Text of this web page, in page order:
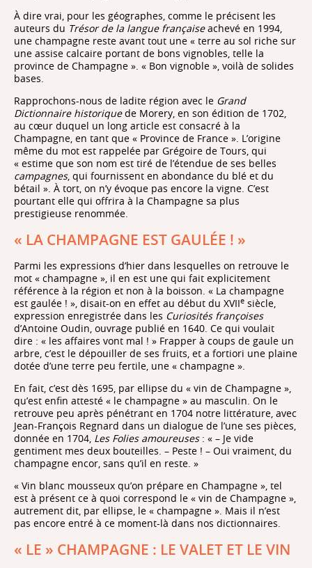
À dire vrai, pour les géographes, comme le précisent les
auteurs du Trésor de la langue françaiseachevé en 1994,
une champagne reste avant tout une « terre au sol riche sur
une assise calcaire portant de bons vignobles, telle la
province de Champagne ». « Bon vignoble », voilà de solides
bases.
Rapprochons-nous de ladite région avec le Grand
Dictionnaire historiquede Morery, en son édition de 1702,
au cœur duquel un long article est consacré à la
Champagne, en tant que « Province de France ». L’origine
même du mot est rappelée par Grégoire de Tours, qui
« estime que son nom est tiré de l’étendue de ses belles
campagnes, qui fournissent en abondance du blé et du
bétail ». À tort, on n’y évoque pas encore la vigne. C’est
pourtant elle qui offrira à la Champagne sa plus
prestigieuse renommée.
« LA CHAMPAGNE EST GAULÉE ! »
Parmi les expressions d’hier dans lesquelles on retrouve le
mot « champagne », il en est une qui fait explicitement
référence à la région et non à la boisson. « La champagne
est gaulée ! », disait-on en effet au début du XVIIe siècle,
expression enregistrée dans les Curiosités françoises
d’Antoine Oudin, ouvrage publié en 1640. Ce qui voulait
dire : « les affaires vont mal ! » Frapper à coups de gaule un
arbre, c’est le dépouiller de ses fruits, et a fortiori une plaine
dotée d’une terre peu fertile, une « champagne ».
En fait, c’est dès 1695, par ellipse du « vin de Champagne »,
qu’est enfin attesté « le champagne » au masculin. On le
retrouve peu après pénétrant en 1704 notre littérature, avec
Jean-François Regnard dans un dialogue de l’une ses pièces,
donnée en 1704, Les Folies amoureuses: « – Je vide
gentiment mes deux bouteilles. – Peste ! – Oui vraiment, du
champagne encor, sans qu’il en reste. »
« Vin blanc mousseux qu’on prépare en Champagne », tel
est à présent ce à quoi correspond le « vin de Champagne »,
autrement dit, par ellipse, le « champagne ». Mais il n’est
pas encore entré à ce moment-là dans nos dictionnaires.
« LE » CHAMPAGNE : LE VALET ET LE VIN